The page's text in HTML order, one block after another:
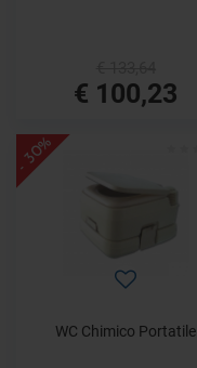
€ 100,23
- 30%
WC Chimico Portatile